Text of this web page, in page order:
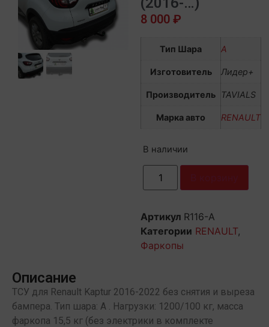
8 000 ₽
Тип Шара А
Изготовитель Лидер+
Производитель TAVIALS
Марка авто RENAULT
В наличии
Артикул R116-A
Категории RENAULT,
Фаркопы
Описание
ТСУ для Renault Kaptur 2016-2022 без снятия и выреза
бампера. Тип шара: A . Нагрузки: 1200/100 кг, масса
фаркопа 15,5 кг (без электрики в комплекте